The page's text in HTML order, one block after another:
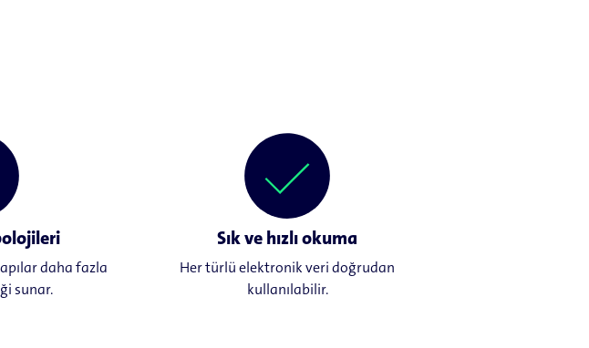
daha fazla
sunar.
Sık ve hızlı okuma
Her türlü elektronik veri doğrudan
kullanılabilir.